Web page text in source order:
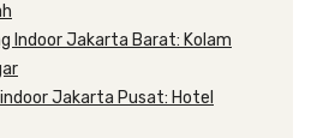
Indoor Jakarta Barat: Kolam
Jakarta Pusat: Hotel